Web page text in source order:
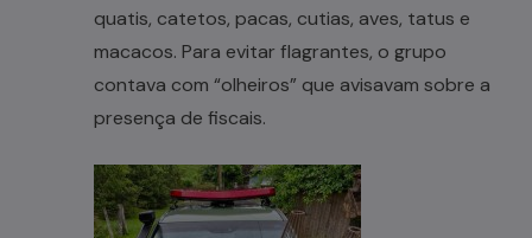
quatis, catetos, pacas, cutias, aves, tatus e
macacos. Para evitar flagrantes, o grupo
contava com “olheiros” que avisavam sobre a
presença de fiscais.